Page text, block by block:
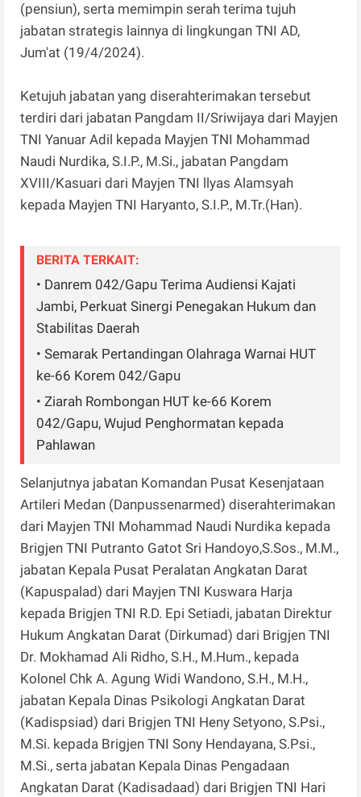
(pensiun), serta memimpin serah terima tujuh
jabatan strategis lainnya di lingkungan TNI AD,
Jum'at (19/4/2024).
Ketujuh jabatan yang diserahterimakan tersebut
terdiri dari jabatan Pangdam II/Sriwijaya dari Mayjen
TNI Yanuar Adil kepada Mayjen TNI Mohammad
Naudi Nurdika, S.I.P., M.Si., jabatan Pangdam
XVIII/Kasuari dari Mayjen TNI llyas Alamsyah
kepada Mayjen TNI Haryanto, S.I.P., M.Tr.(Han).
BERITA TERKAIT:
• Danrem 042/Gapu Terima Audiensi Kajati
Jambi, Perkuat Sinergi Penegakan Hukum dan
Stabilitas Daerah
• Semarak Pertandingan Olahraga Warnai HUT
ke-66 Korem 042/Gapu
• Ziarah Rombongan HUT ke-66 Korem
042/Gapu, Wujud Penghormatan kepada
Pahlawan
Selanjutnya jabatan Komandan Pusat Kesenjataan
Artileri Medan (Danpussenarmed) diserahterimakan
dari Mayjen TNI Mohammad Naudi Nurdika kepada
Brigjen TNI Putranto Gatot Sri Handoyo,S.Sos., M.M.,
jabatan Kepala Pusat Peralatan Angkatan Darat
(Kapuspalad) dari Mayjen TNI Kuswara Harja
kepada Brigjen TNI R.D. Epi Setiadi, jabatan Direktur
Hukum Angkatan Darat (Dirkumad) dari Brigjen TNI
Dr. Mokhamad Ali Ridho, S.H., M.Hum., kepada
Kolonel Chk A. Agung Widi Wandono, S.H., M.H.,
jabatan Kepala Dinas Psikologi Angkatan Darat
(Kadispsiad) dari Brigjen TNI Heny Setyono, S.Psi.,
M.Si. kepada Brigjen TNI Sony Hendayana, S.Psi.,
M.Si., serta jabatan Kepala Dinas Pengadaan
Angkatan Darat (Kadisadaad) dari Brigjen TNI Hari